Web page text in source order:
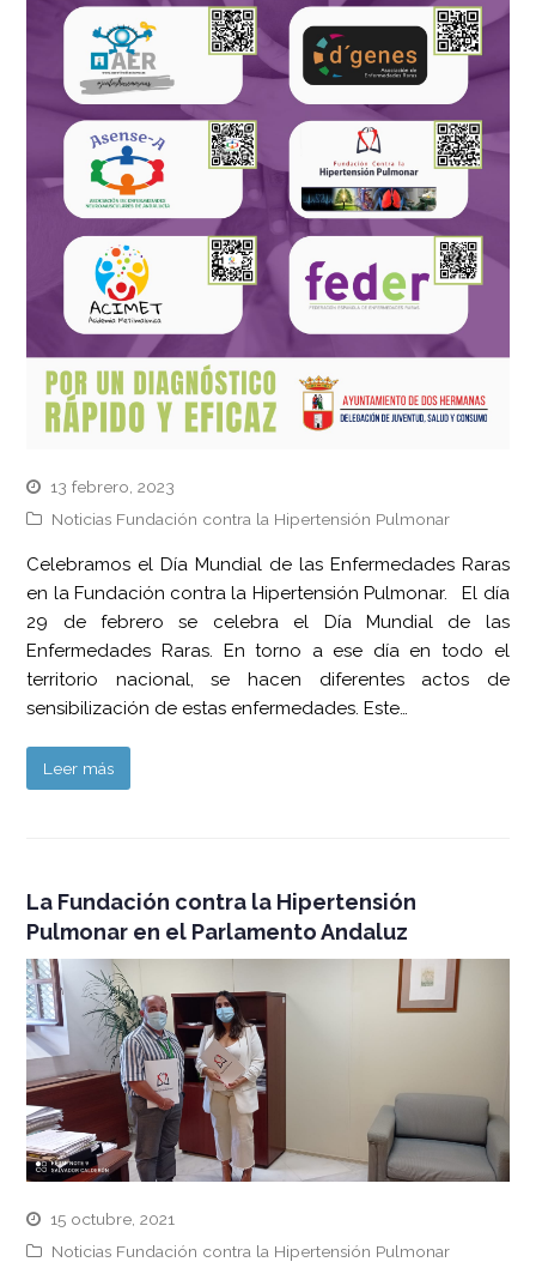
13 febrero, 2023
Noticias Fundación contra la Hipertensión Pulmonar
Celebramos el Día Mundial de las Enfermedades Raras
en la Fundación contra la Hipertensión Pulmonar. El día
29 de febrero se celebra el Día Mundial de las
Enfermedades Raras. En torno a ese día en todo el
territorio nacional, se hacen diferentes actos de
sensibilización de estas enfermedades. Este…
Leer más
La Fundación contra la Hipertensión
Pulmonar en el Parlamento Andaluz
15 octubre, 2021
Noticias Fundación contra la Hipertensión Pulmonar